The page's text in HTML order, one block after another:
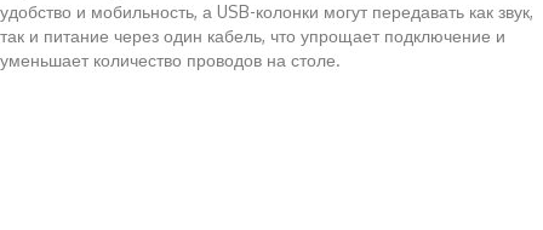
удобство и мобильность, а USB-колонки могут передавать как звук,
так и питание через один кабель, что упрощает подключение и
уменьшает количество проводов на столе.